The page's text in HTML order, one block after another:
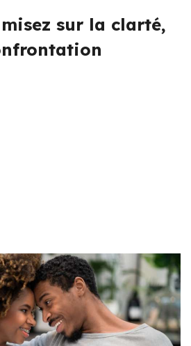
sur la clarté,